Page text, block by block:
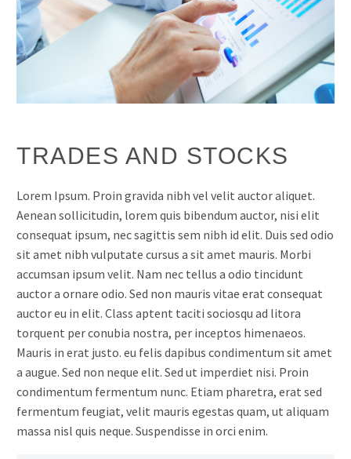
TRADES AND STOCKS
Lorem Ipsum. Proin gravida nibh vel velit auctor aliquet.
Aenean sollicitudin, lorem quis bibendum auctor, nisi elit
consequat ipsum, nec sagittis sem nibh id elit. Duis sed odio
sit amet nibh vulputate cursus a sit amet mauris. Morbi
accumsan ipsum velit. Nam nec tellus a odio tincidunt
auctor a ornare odio. Sed non mauris vitae erat consequat
auctor eu in elit. Class aptent taciti sociosqu ad litora
torquent per conubia nostra, per inceptos himenaeos.
Mauris in erat justo. eu felis dapibus condimentum sit amet
a augue. Sed non neque elit. Sed ut imperdiet nisi. Proin
condimentum fermentum nunc. Etiam pharetra, erat sed
fermentum feugiat, velit mauris egestas quam, ut aliquam
massa nisl quis neque. Suspendisse in orci enim.